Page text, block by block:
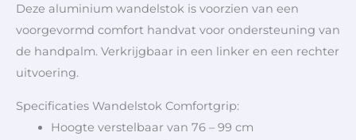
Deze aluminium wandelstok is voorzien van een
voorgevormd comfort handvat voor ondersteuning van
de handpalm. Verkrijgbaar in een linker en een rechter
uitvoering.
Specificaties Wandelstok Comfortgrip:
Hoogte verstelbaar van 76 – 99 cm